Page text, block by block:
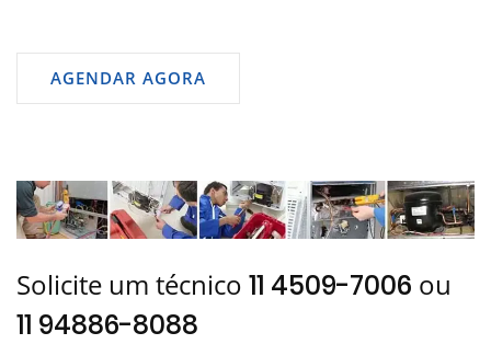
AGENDAR AGORA
Solicite um técnico 11 4509-7006 ou
11 94886-8088